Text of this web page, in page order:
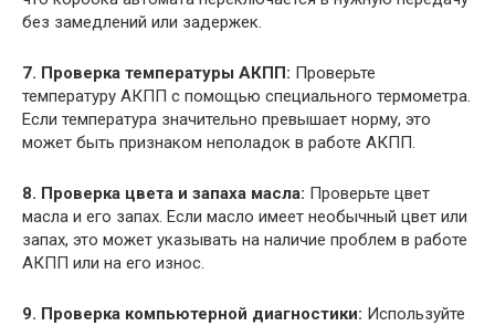
без замедлений или задержек.
7. Проверка температуры АКПП: Проверьте
температуру АКПП с помощью специального термометра.
Если температура значительно превышает норму, это
может быть признаком неполадок в работе АКПП.
8. Проверка цвета и запаха масла: Проверьте цвет
масла и его запах. Если масло имеет необычный цвет или
запах, это может указывать на наличие проблем в работе
АКПП или на его износ.
9. Проверка компьютерной диагностики: Используйте